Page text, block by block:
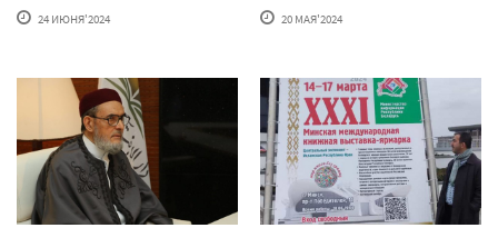
24 ИЮНЯ'2024 20 МАЯ'2024